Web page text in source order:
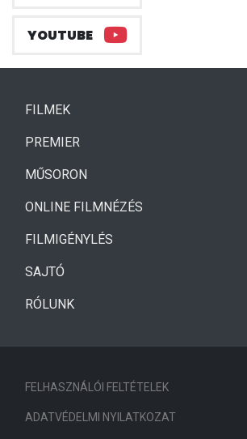
YOUTUBE
FILMEK(CURRENT)
PREMIER
MŰSORON
ONLINE FILMNÉZÉS
FILMIGÉNYLÉS
SAJTÓ
RÓLUNK
FELHASZNÁLÓI FELTÉTELEK
ADATVÉDELMI NYILATKOZAT